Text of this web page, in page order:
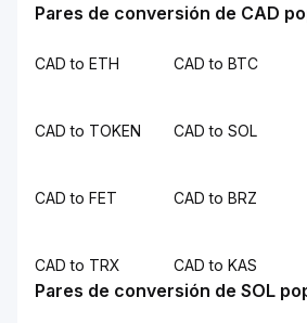
Pares de conversión de CAD
CAD to ETH CAD to BTC
CAD to TOKEN CAD to SOL
CAD to FET CAD to BRZ
CAD to TRX CAD to KAS
Pares de conversión de SOL